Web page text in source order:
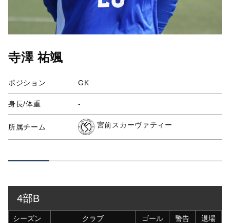
寺澤 祐颯
ポジション GK
身長/体重 -
所属チーム 宮前スカーヴァティー
4部B
シーズン クラブ ゴール 警告 退場